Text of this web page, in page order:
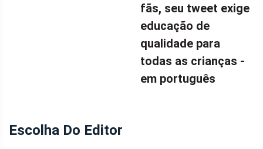
fãs, seu tweet exige
educação de
qualidade para
todas as crianças -
em português
Escolha Do Editor